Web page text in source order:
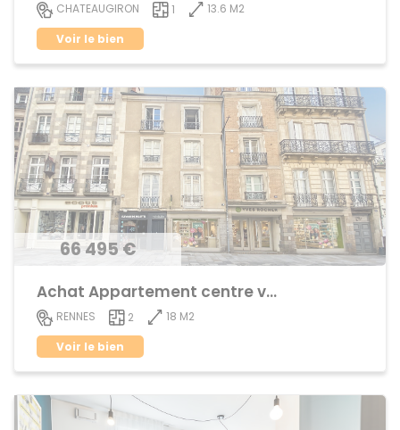
CHATEAUGIRON 1
13.6 M2
Voir le bien
66 495 €
Achat Appartement centre ville
RENNES 2
18 M2
Voir le bien